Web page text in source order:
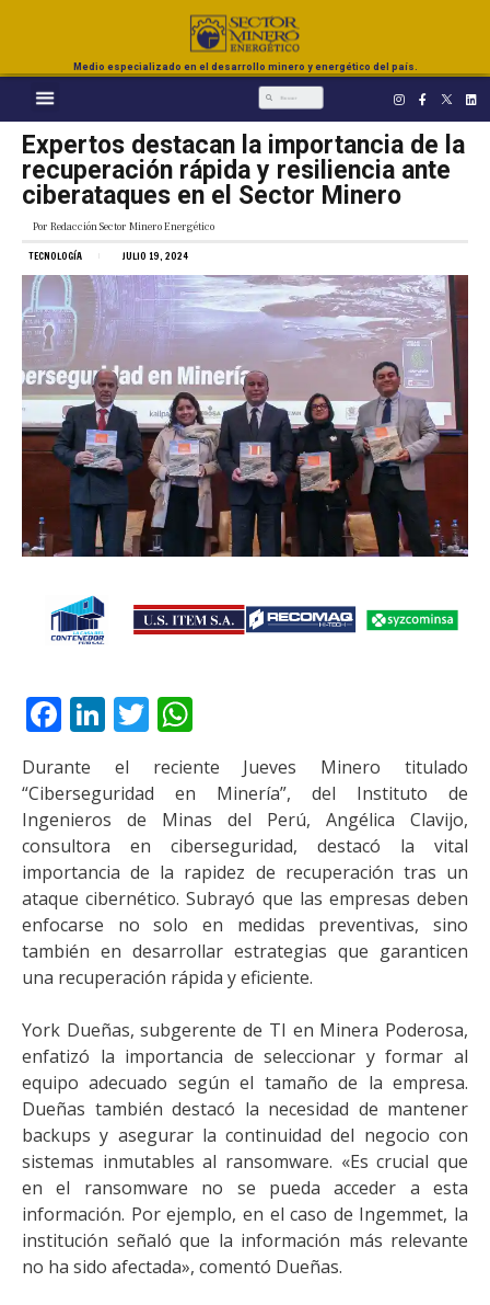
Medio especializado en el desarrollo minero y energético del país.
Expertos destacan la importancia de la
recuperación rápida y resiliencia ante
ciberataques en el Sector Minero
Por Redacción Sector Minero Energético
TECNOLOGÍA JULIO 19, 2024
Facebook
LinkedIn
Twitter
Durante el reciente Jueves Minero titulado
“Ciberseguridad en Minería”, del Instituto de
Ingenieros de Minas del Perú, Angélica Clavijo,
consultora en ciberseguridad, destacó la vital
importancia de la rapidez de recuperación tras un
ataque cibernético. Subrayó que las empresas deben
enfocarse no solo en medidas preventivas, sino
también en desarrollar estrategias que garanticen
una recuperación rápida y eficiente.
York Dueñas, subgerente de TI en Minera Poderosa,
enfatizó la importancia de seleccionar y formar al
equipo adecuado según el tamaño de la empresa.
Dueñas también destacó la necesidad de mantener
backups y asegurar la continuidad del negocio con
sistemas inmutables al ransomware. «Es crucial que
en el ransomware no se pueda acceder a esta
información. Por ejemplo, en el caso de Ingemmet, la
institución señaló que la información más relevante
no ha sido afectada», comentó Dueñas.